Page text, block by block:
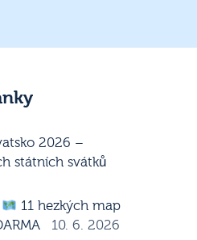
2026 –
státních svátků
11 hezkých map
10. 6. 2026